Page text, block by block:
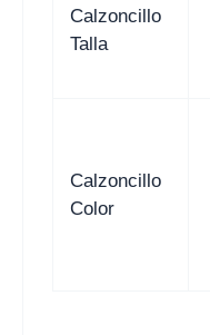
Calzoncillo
Talla
Calzoncillo
Color